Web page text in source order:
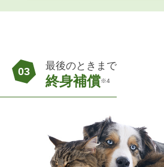
03 最後のときまで
終身補償※4